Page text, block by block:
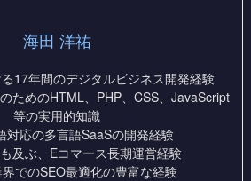
海田 洋祐
17年間のデジタルビジネス開発経験
ためのHTML、PHP、CSS、JavaScript
等の実用的知識
対応の多言語SaaSの開発経験
及ぶ、Eコマース長期運営経験
界でのSEO最適化の豊富な経験